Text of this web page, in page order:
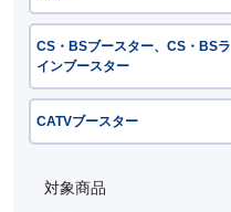
CS・BSブースター、CS・BSラ
インブースター
CATVブースター
対象商品